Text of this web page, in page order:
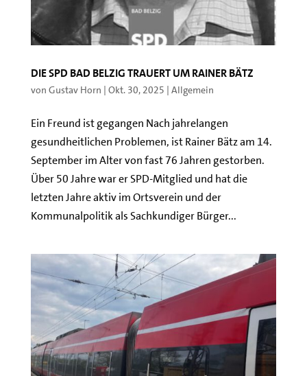
Die SPD Bad Belzig trauert um Rainer Bätz
von Gustav Horn | Okt. 30, 2025 | Allgemein
Ein Freund ist gegangen Nach jahrelangen
gesundheitlichen Problemen, ist Rainer Bätz am 14.
September im Alter von fast 76 Jahren gestorben.
Über 50 Jahre war er SPD-Mitglied und hat die
letzten Jahre aktiv im Ortsverein und der
Kommunalpolitik als Sachkundiger Bürger...